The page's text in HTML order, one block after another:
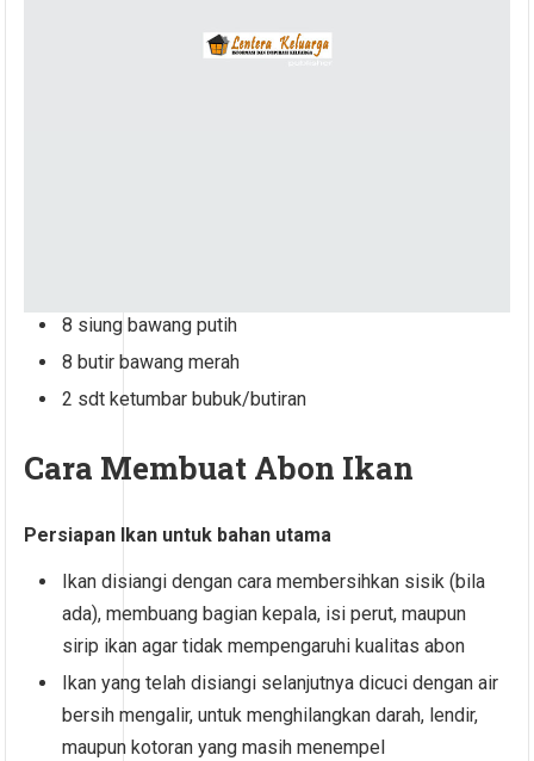
8 siung bawang putih
8 butir bawang merah
2 sdt ketumbar bubuk/butiran
Cara Membuat Abon Ikan
Persiapan Ikan untuk bahan utama
Ikan disiangi dengan cara membersihkan sisik (bila
ada), membuang bagian kepala, isi perut, maupun
sirip ikan agar tidak mempengaruhi kualitas abon
Ikan yang telah disiangi selanjutnya dicuci dengan air
bersih mengalir, untuk menghilangkan darah, lendir,
maupun kotoran yang masih menempel